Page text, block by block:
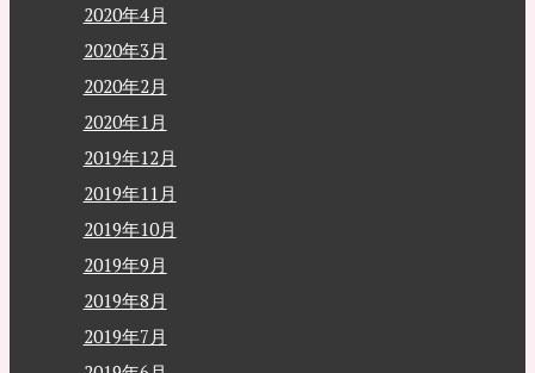
2020年4月
2020年3月
2020年2月
2020年1月
2019年12月
2019年11月
2019年10月
2019年9月
2019年8月
2019年7月